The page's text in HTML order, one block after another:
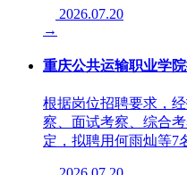
2026.07.20
→
重庆公共运输职业学
根据岗位招聘要求，
察、面试考察、综合
定，拟聘用何雨灿等7